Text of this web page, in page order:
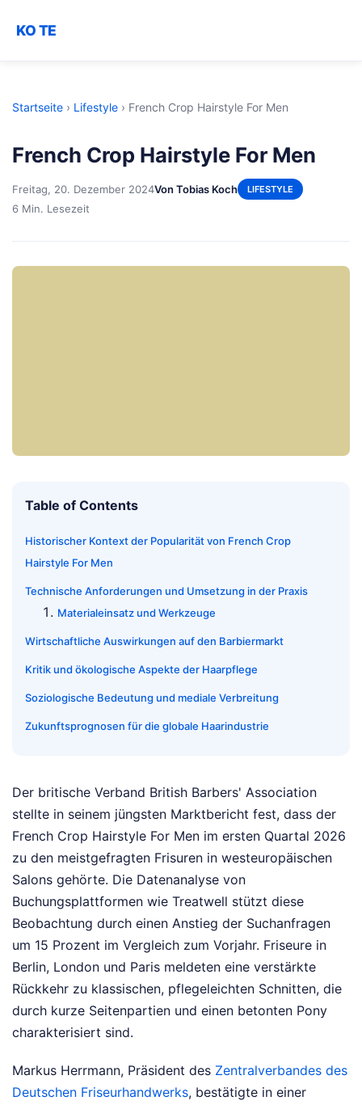
KO TE
Startseite › Lifestyle › French Crop Hairstyle For Men
French Crop Hairstyle For Men
Freitag, 20. Dezember 2024Von Tobias Koch LIFESTYLE
6 Min. Lesezeit
Table of Contents
Historischer Kontext der Popularität von French Crop
Hairstyle For Men
Technische Anforderungen und Umsetzung in der Praxis
Materialeinsatz und Werkzeuge
Wirtschaftliche Auswirkungen auf den Barbiermarkt
Kritik und ökologische Aspekte der Haarpflege
Soziologische Bedeutung und mediale Verbreitung
Zukunftsprognosen für die globale Haarindustrie
Der britische Verband British Barbers' Association
stellte in seinem jüngsten Marktbericht fest, dass der
French Crop Hairstyle For Men im ersten Quartal 2026
zu den meistgefragten Frisuren in westeuropäischen
Salons gehörte. Die Datenanalyse von
Buchungsplattformen wie Treatwell stützt diese
Beobachtung durch einen Anstieg der Suchanfragen
um 15 Prozent im Vergleich zum Vorjahr. Friseure in
Berlin, London und Paris meldeten eine verstärkte
Rückkehr zu klassischen, pflegeleichten Schnitten, die
durch kurze Seitenpartien und einen betonten Pony
charakterisiert sind.
Markus Herrmann, Präsident des Zentralverbandes des
Deutschen Friseurhandwerks, bestätigte in einer